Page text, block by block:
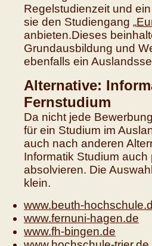
Regelstudienzeit und
sie den Studiengang „
anbieten.Dieses
Grundausbildung und
ebenfalls ein
Alternative:
Fernstudium
Da nicht jede
für ein Studium im
auch nach anderen
Informatik Studium
absolvieren. Die
klein.
www.beuth-
www.fernuni-hagen.de
www.fh-bingen.de